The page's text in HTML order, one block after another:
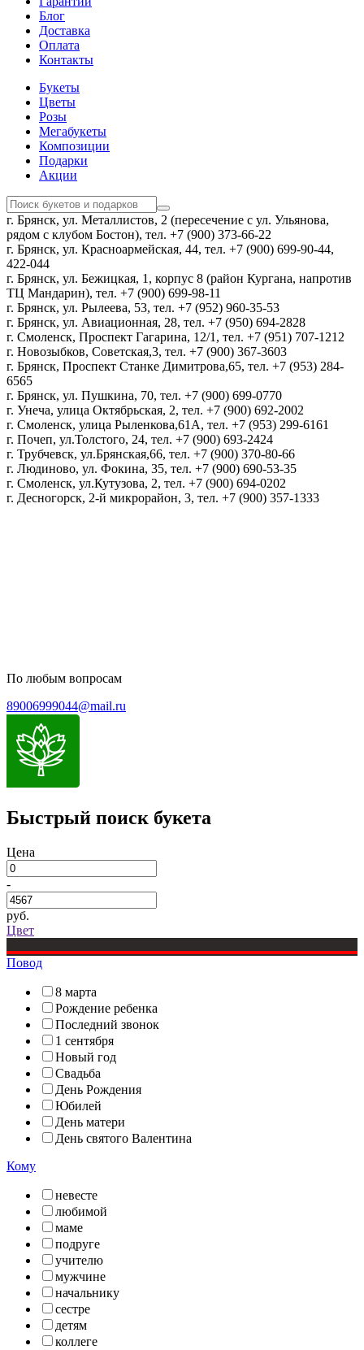
Блог
Доставка
Оплата
Контакты
Букеты
Цветы
Розы
Мегабукеты
Композиции
Подарки
Акции
г. Брянск, ул. Металлистов, 2 (пересечение с ул. Ульянова,
рядом с клубом Бостон), тел. +7 (900) 373-66-22
г. Брянск, ул. Красноармейская, 44, тел. +7 (900) 699-90-44,
422-044
г. Брянск, ул. Бежицкая, 1, корпус 8 (район Кургана, напротив
ТЦ Мандарин), тел. +7 (900) 699-98-11
г. Брянск, ул. Рылеева, 53, тел. +7 (952) 960-35-53
г. Брянск, ул. Авиационная, 28, тел. +7 (950) 694-2828
г. Смоленск, Проспект Гагарина, 12/1, тел. +7 (951) 707-1212
г. Новозыбков, Советская,3, тел. +7 (900) 367-3603
г. Брянск, Проспект Станке Димитрова,65, тел. +7 (953) 284-
6565
г. Брянск, ул. Пушкина, 70, тел. +7 (900) 699-0770
г. Унеча, улица Октябрьская, 2, тел. +7 (900) 692-2002
г. Смоленск, улица Рыленкова,61А, тел. +7 (953) 299-6161
г. Почеп, ул.Толстого, 24, тел. +7 (900) 693-2424
г. Трубчевск, ул.Брянская,66, тел. +7 (900) 370-80-66
г. Людиново, ул. Фокина, 35, тел. +7 (900) 690-53-35
г. Смоленск, ул.Кутузова, 2, тел. +7 (900) 694-0202
г. Десногорск, 2-й микрорайон, 3, тел. +7 (900) 357-1333
По любым вопросам
89006999044@mail.ru
Быстрый поиск букета
Цена
-
руб.
Цвет
Повод
8 марта
Рождение ребенка
Последний звонок
1 сентября
Новый год
Свадьба
День Рождения
Юбилей
День матери
День святого Валентина
Кому
невесте
любимой
маме
подруге
учителю
мужчине
начальнику
сестре
детям
коллеге